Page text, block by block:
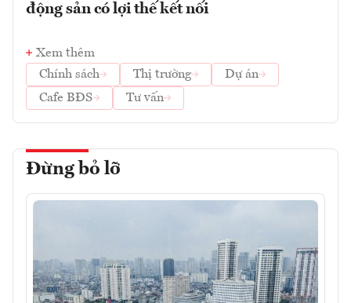
động sản có lợi thế kết nối
Xem thêm
Chính sách
Thị trường
Dự án
Cafe BĐS
Tư vấn
Đừng bỏ lỡ